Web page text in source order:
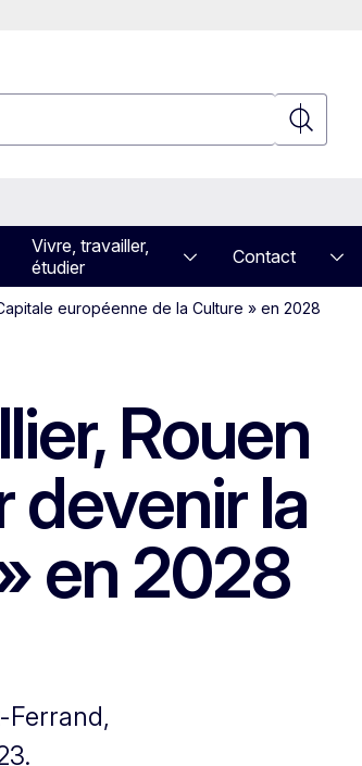
Vivre, travailler,
étudier
Contact
européenne de la Culture » en 2028
Rouen
devenir la
en 2028
Ferrand,